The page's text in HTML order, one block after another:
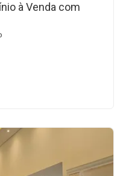
à Venda com